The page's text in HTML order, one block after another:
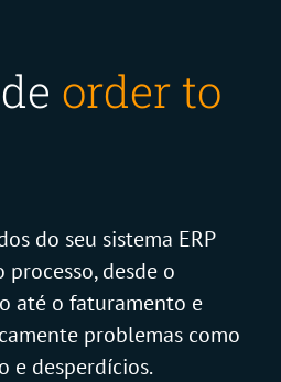
order to
do seu sistema ERP
desde o
até o faturamento e
problemas como
e desperdícios.